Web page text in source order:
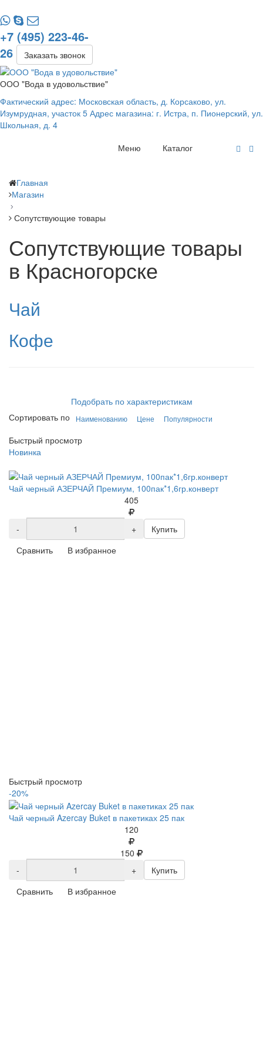
+7 (495) 223-46-
26
Заказать звонок
ООО "Вода в удовольствие"
Фактический адрес: Московская область, д. Корсаково, ул.
Изумрудная, участок 5 Адрес магазина: г. Истра, п. Пионерский, ул.
Школьная, д. 4
Каталог
Меню
Главная
Магазин
Сопутствующие товары
Сопутствующие товары
в Красногорске
Чай
Кофе
Подобрать по характеристикам
Сортировать по
Наименованию Цене Популярности
Быстрый просмотр
Новинка
Чай черный АЗЕРЧАЙ Премиум, 100пак*1,6гр.конверт
405
- +
Купить
Сравнить
В избранное
Быстрый просмотр
-20%
Чай черный Azercay Buket в пакетиках 25 пак
120
150
-
+
Купить
Сравнить
В избранное